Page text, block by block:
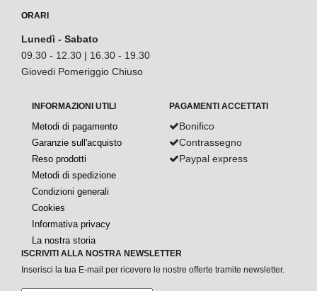
ORARI
Lunedì - Sabato
09.30 - 12.30 | 16.30 - 19.30
Giovedi Pomeriggio Chiuso
INFORMAZIONI UTILI
Metodi di pagamento
Garanzie sull'acquisto
Reso prodotti
Metodi di spedizione
Condizioni generali
Cookies
Informativa privacy
La nostra storia
PAGAMENTI ACCETTATI
Bonifico
Contrassegno
Paypal express
ISCRIVITI ALLA NOSTRA NEWSLETTER
Inserisci la tua E-mail per ricevere le nostre offerte tramite newsletter.